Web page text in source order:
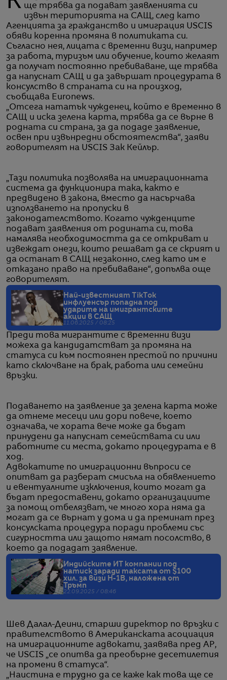
ще трябва да подават заявленията си
извън територията на САЩ, след като
Агенцията за гражданство и имиграция USCIS
обяви коренна промяна в политиката си.
Съгласно нея, лицата с временни визи, например
за работа, туризъм или обучение, които желаят
да получат постоянно пребиваване, ще трябва
да напуснат САЩ и да завършат процедурата в
консулство в страната си на произход,
съобщава Euronews.
„Отсега нататък чужденец, който е временно в
САЩ и иска зелена карта, трябва да се върне в
родната си страна, за да подаде заявление,
освен при извънредни обстоятелства“, заяви
говорителят на USCIS Зак Кейлър.
„Тази политика позволява на имиграционната
система да функционира така, както е
предвидено в закона, вместо да насърчава
използването на пропуски в
законодателството. Когато чужденците
подават заявления от родината си, това
намалява необходимостта да се откриват и
извеждат онези, които решават да се скрият и
да останат в САЩ незаконно, след като им е
отказано право на пребиваване“, допълва още
говорителят.
Най-известният TikTok
инфлуенсър попадна под
ударите на имигрантските
акции в САЩ
11.06.2025 / 08:25
Преди това мигрантите с временни визи
можеха да кандидатстват за промяна на
статуса си към постоянен престой по причини
като сключване на брак, работа или семейни
връзки.
Подаването на заявление за зелена карта може
да отнеме месеци или дори повече, което
означава, че хората вече може да бъдат
принудени да напуснат семействата си или
работните си места, докато процедурата е в
ход.
Адвокатите по имиграционни въпроси се
опитват да разберат смисъла на обявлението
и евентуалните изключения, които могат да
бъдат предоставени, докато организациите
за помощ отбелязват, че много хора няма да
могат да се върнат у дома и да преминат през
консулската процедура поради проблеми със
сигурността или защото нямат посолство, в
което да подадат заявление.
Индийските ИТ компании под
натиск заради таксата от $100
хил. за визи H-1B, наложена от
Тръмп
22.09.2025 / 08:46
Шев Далал-Деини, старши директор по връзки с
правителството в Американската асоциация
на имиграционните адвокати, заявява пред AP,
че USCIS „се опитва да преобърне десетилетия
на промени в статуса“.
„Наистина е трудно да се каже как това ще се